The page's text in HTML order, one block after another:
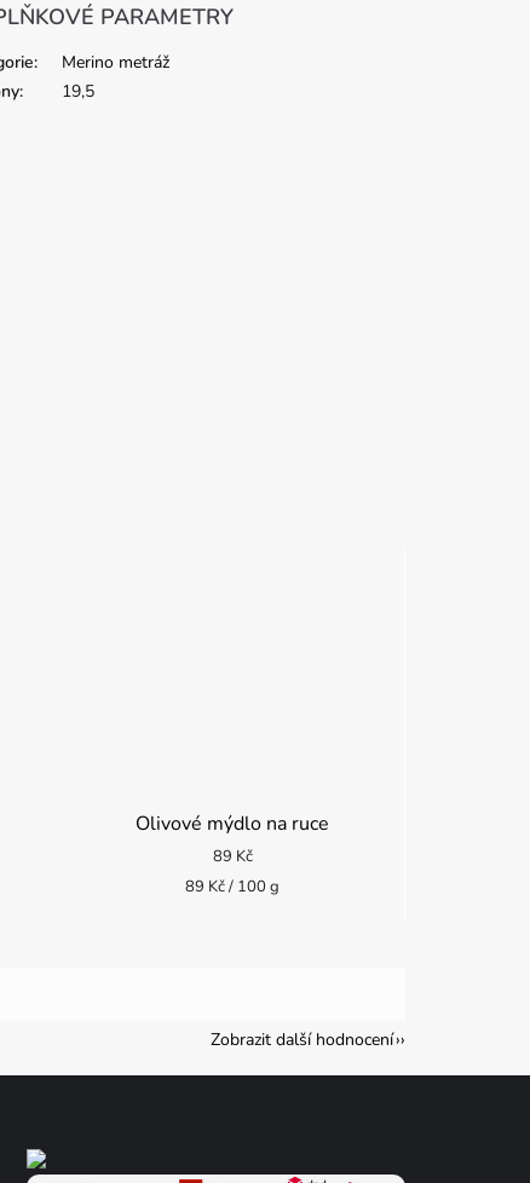
PARAMETRY
:
Merino metráž
: 19,5
Olivové mýdlo na ruce
89 Kč
Měrná
89 Kč / 100 g
Zobrazit další hodnocení